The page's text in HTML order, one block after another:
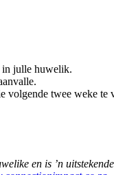
in julle huwelik.
volgende twee weke te
en is ’n